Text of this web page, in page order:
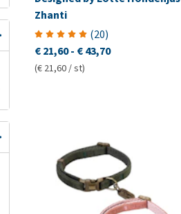
Zhanti
(20)
€ 21,60- € 43,70
(€ 21,60 / st)